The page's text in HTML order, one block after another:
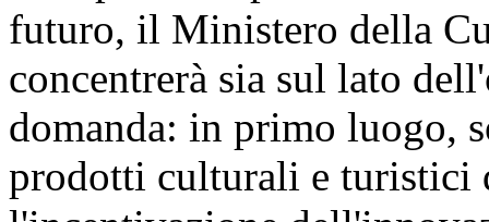
futuro, il Ministero della
concentrerà sia sul lato
domanda: in primo luogo,
prodotti culturali e turistici